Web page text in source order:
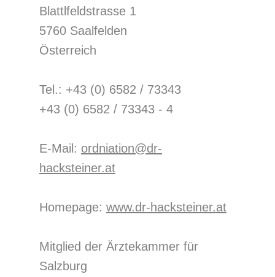
Blattlfeldstrasse 1
5760 Saalfelden
Österreich
Tel.: +43 (0) 6582 / 73343
+43 (0) 6582 / 73343 - 4
E-Mail: ordniation@dr-
hacksteiner.at
Homepage: www.dr-hacksteiner.at
Mitglied der Ärztekammer für
Salzburg